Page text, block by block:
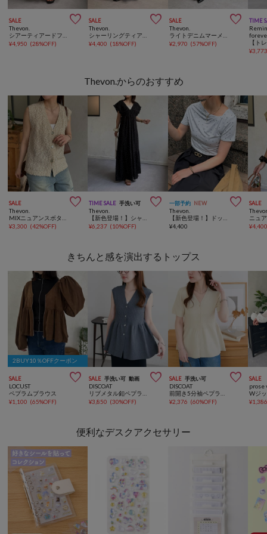
SALE 
Thevon.
¥4,950 (28%OFF)
SALE 
Thevon.
¥4,400 (18%OFF)
SALE 
Thevon.
¥2,970 (57%OFF)
TIME
¥
Thevon.からのおすすめ
SALE 
Thevon.
¥3,300 (42%OFF)
TIME SALE 手洗い可 
Thevon.
¥6,237 (10%OFF)
一部予約 NEW 
Thevon.
¥4,400
SALE
¥
きちんと感を演出するトップス
2BUY10％OFFクーポン
SALE 
LOCUST
ペプラムブラウス
¥1,100 (65%OFF)
SALE 手洗い可 動画 
DISCOAT
リブメタル釦ペプラムノースリーブ
¥3,850 (30%OFF)
SALE 手洗い可 
DISCOAT
前開き5分袖ペプラムプルオーバー
¥2,376 (60%OFF)
SALE
prose
¥
便利なデスクアクセサリー